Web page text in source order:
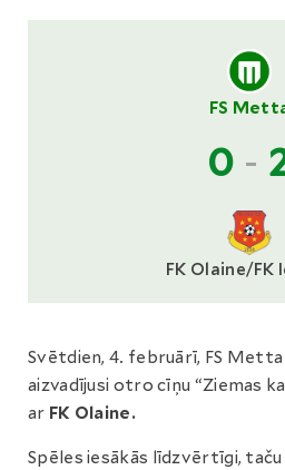
FS
0 -
FK Olaine/FK
Svētdien, 4. februārī, FS
aizvadījusi otro cīņu “Ziemas
ar FK Olaine.
Spēles iesākās līdzvērtīgi,